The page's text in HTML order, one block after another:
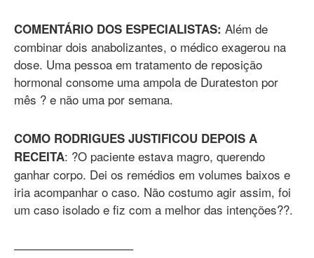
COMENTÁRIO DOS ESPECIALISTAS: Além de
combinar dois anabolizantes, o médico exagerou na
dose. Uma pessoa em tratamento de reposição
hormonal consome uma ampola de Durateston por
mês ? e não uma por semana.
COMO RODRIGUES JUSTIFICOU DEPOIS A
RECEITA: ?O paciente estava magro, querendo
ganhar corpo. Dei os remédios em volumes baixos e
iria acompanhar o caso. Não costumo agir assim, foi
um caso isolado e fiz com a melhor das intenções??.
——————————